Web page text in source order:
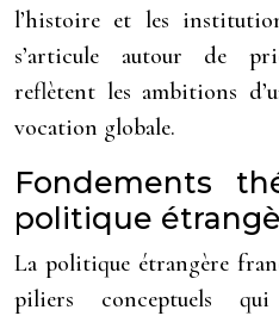
l’histoire et les
s’articule autour de
reflètent les ambitions
vocation globale.
Fondements
politique
La politique étrangère
piliers conceptuels